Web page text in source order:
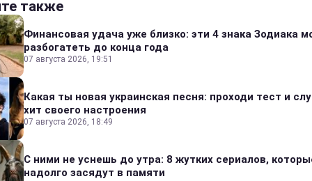
также
Финансовая удача уже близко: эти 4 знака Зодиака
разбогатеть до конца года
07 августа 2026, 19:51
Какая ты новая украинская песня: проходи тест и
хит своего настроения
07 августа 2026, 18:49
С ними не уснешь до утра: 8 жутких сериалов,
надолго засядут в памяти